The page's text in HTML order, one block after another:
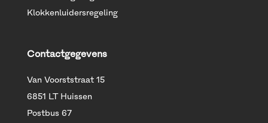
Klokkenluidersregeling
Contactgegevens
Van Voorststraat 15
6851 LT Huissen
Postbus 67